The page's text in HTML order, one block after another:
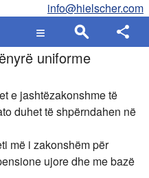
info@hielscher.com
uniforme
e jashtëzakonshme të
duhet të shpërndahen në
më i zakonshëm për
ujore dhe me bazë